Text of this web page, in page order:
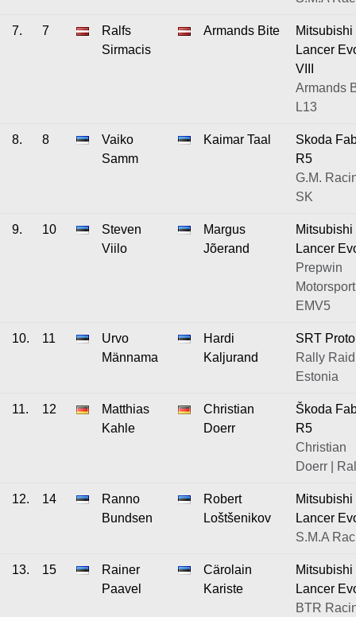
7. 7
Ralfs
Sirmacis
Armands Bite
Mitsubishi
Lancer
VIII
Armands
L13
8. 8
Vaiko
Samm
Kaimar Taal
Skoda
R5
G.M.
SK
9. 10
Steven
Viilo
Margus
Jõerand
Mitsubishi
Lancer
Prepwin
EMV5
10. 11
Urvo
Männama
Hardi
Kaljurand
SRT
Rally Raid
Estonia
11. 12
Matthias
Kahle
Christian
Doerr
Škoda
R5
Christian
Doerr |
12. 14
Ranno
Bundsen
Robert
Loštšenikov
Mitsubishi
Lancer
S.M.A
13. 15
Rainer
Paavel
Cärolain
Kariste
Mitsubishi
Lancer
BTR